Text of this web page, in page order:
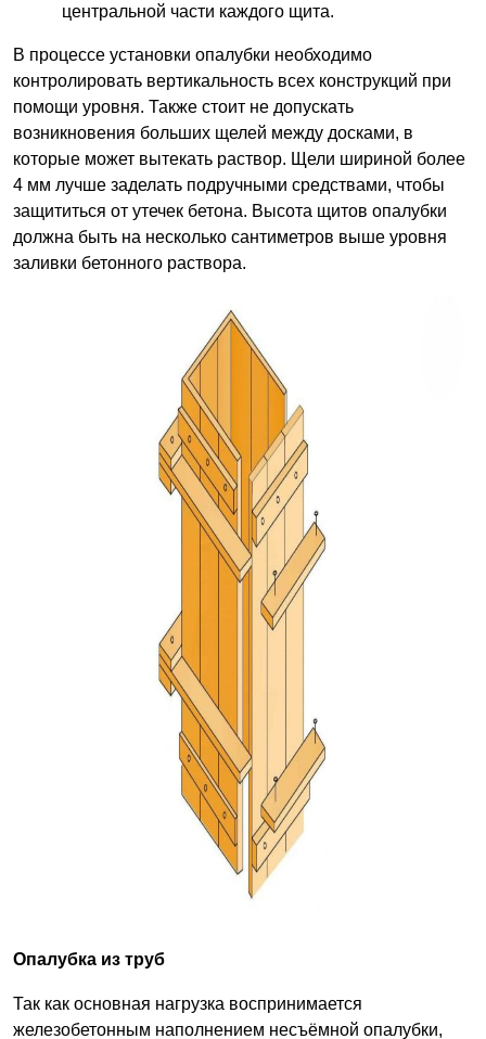
центральной части каждого щита.
В процессе установки опалубки необходимо
контролировать вертикальность всех конструкций при
помощи уровня. Также стоит не допускать
возникновения больших щелей между досками, в
которые может вытекать раствор. Щели шириной более
4 мм лучше заделать подручными средствами, чтобы
защититься от утечек бетона. Высота щитов опалубки
должна быть на несколько сантиметров выше уровня
заливки бетонного раствора.
Опалубка из труб
Так как основная нагрузка воспринимается
железобетонным наполнением несъёмной опалубки,